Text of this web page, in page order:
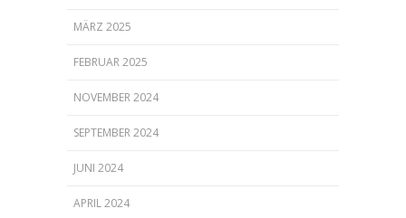
MÄRZ 2025
FEBRUAR 2025
NOVEMBER 2024
SEPTEMBER 2024
JUNI 2024
APRIL 2024